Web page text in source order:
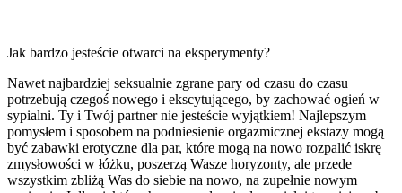
Jak bardzo jesteście otwarci na eksperymenty?
Nawet najbardziej seksualnie zgrane pary od czasu do czasu
potrzebują czegoś nowego i ekscytującego, by zachować ogień w
sypialni. Ty i Twój partner nie jesteście wyjątkiem! Najlepszym
pomysłem i sposobem na podniesienie orgazmicznej ekstazy mogą
być zabawki erotyczne dla par, które mogą na nowo rozpalić iskrę
zmysłowości w łóżku, poszerzą Wasze horyzonty, ale przede
wszystkim zbliżą Was do siebie na nowo, na zupełnie nowym